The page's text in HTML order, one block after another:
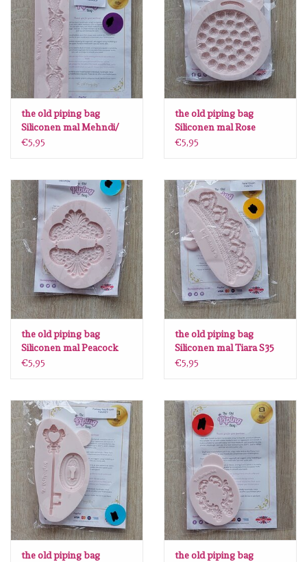
Stempelinkt
Stempelaccesoires
Papier (blokjes) &
Embellishments
Embellishment/bedeltjes
Mixed Media
Diversen
Embossingpoeders
Inkleurbenodigdheden
Lint
Gereedschap
Stansmachine en toebehoren
schudmateriaal
Lesia Zgharda
the old piping bag
Siliconen mal Mehndi/
Paisly ribbon S29
€5,95
the old piping bag
Siliconen mal Rose
cupcake topper S37
€5,95
the old piping bag
Siliconen mal Peacock
onlay S36
€5,95
the old piping bag
Siliconen mal Tiara S35
€5,95
the old piping bag
the old piping bag